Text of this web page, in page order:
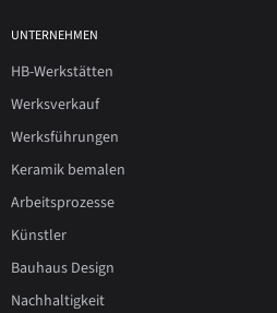
UNTERNEHMEN
HB-Werkstätten
Werksverkauf
Werksführungen
Keramik bemalen
Arbeitsprozesse
Künstler
Bauhaus Design
Nachhaltigkeit